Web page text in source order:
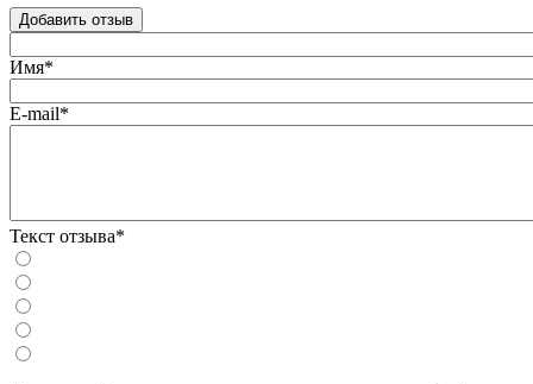
Добавить отзыв
Имя*
E-mail*
Текст отзыва*